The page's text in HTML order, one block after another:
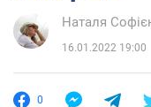
Наталя
16.01.2022 19:00
0